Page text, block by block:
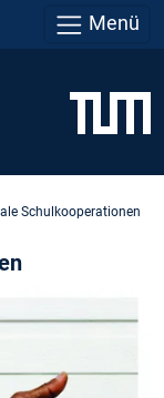
Menü
Schulkooperationen